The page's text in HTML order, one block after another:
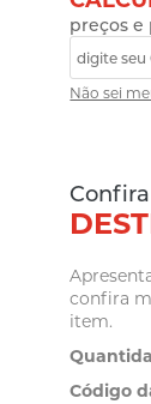
preços e
Não sei
confira
item.
Código